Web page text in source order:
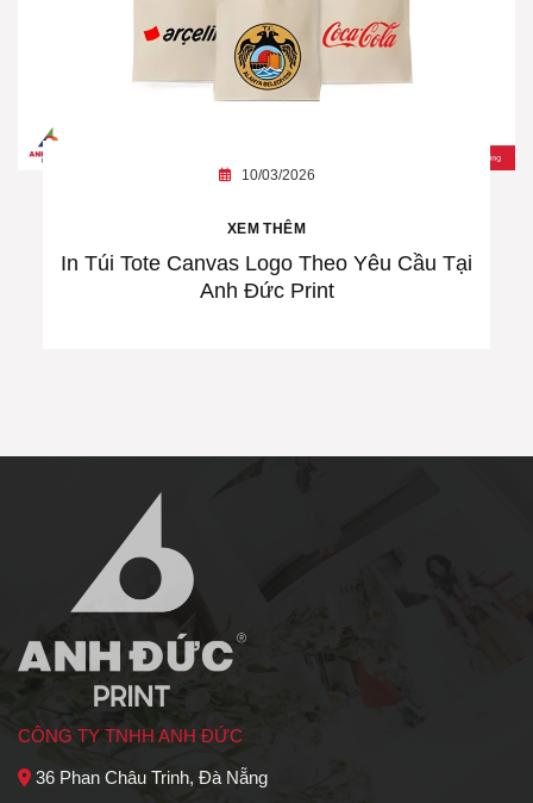
In Túi Tote Canvas Logo Theo Yêu Cầu Tại
Anh Đức Print
10/03/2026
XEM THÊM
CÔNG TY TNHH ANH ĐỨC
36 Phan Châu Trinh, Đà Nẵng